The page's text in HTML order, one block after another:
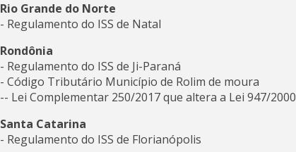
Rio Grande do Norte
- Regulamento do ISS de Natal
Rondônia
- Regulamento do ISS de Ji-Paraná
- Código Tributário Município de Rolim de moura
-- Lei Complementar 250/2017 que altera a Lei 947/2000
Santa Catarina
- Regulamento do ISS de Florianópolis